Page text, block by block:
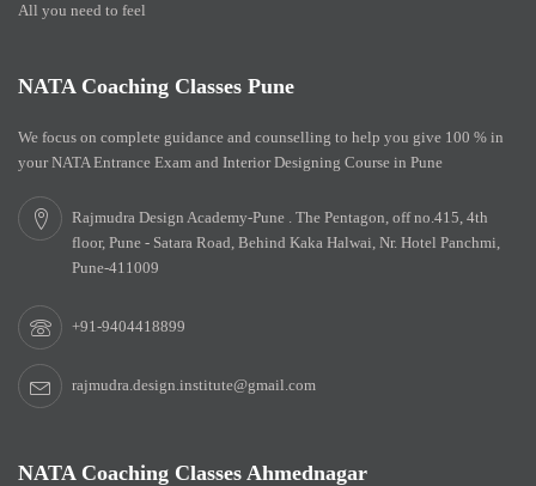
All you need to feel
NATA Coaching Classes Pune
We focus on complete guidance and counselling to help you give 100 % in
your NATA Entrance Exam and Interior Designing Course in Pune
Rajmudra Design Academy-Pune . The Pentagon, off no.415, 4th
floor, Pune - Satara Road, Behind Kaka Halwai, Nr. Hotel Panchmi,
Pune-411009
+91-9404418899
rajmudra.design.institute@gmail.com
NATA Coaching Classes Ahmednagar